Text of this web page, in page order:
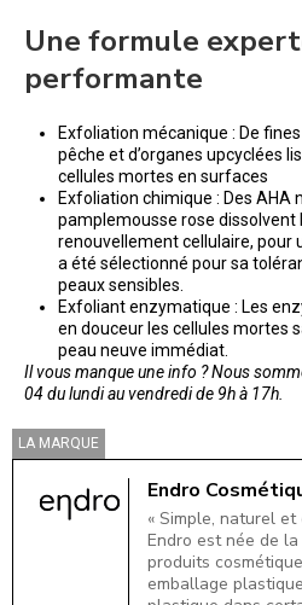
Une formule
performante
Exfoliation mécanique : De
pêche et d’organes upcyclées
cellules mortes en surfaces
Exfoliation chimique : Des AHA
pamplemousse rose
renouvellement cellulaire, pour
a été sélectionné pour sa
peaux sensibles.
Exfoliant enzymatique : Les
en douceur les cellules mortes
peau neuve immédiat.
Il vous manque une info ? Nous
04 du lundi au vendredi de 9h à 17h.
LA MARQUE
Endro
« Simple, naturel et
Endro est née de
produits
emballage